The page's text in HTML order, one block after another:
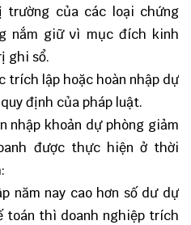
của các loại chứng
nắm giữ vì mục đích kinh
ghi sổ.
trích lập hoặc hoàn nhập dự
định của pháp luật.
nhập khoản dự phòng giảm
được thực hiện ở thời
năm nay cao hơn số dư dự
toán thì doanh nghiệp trích